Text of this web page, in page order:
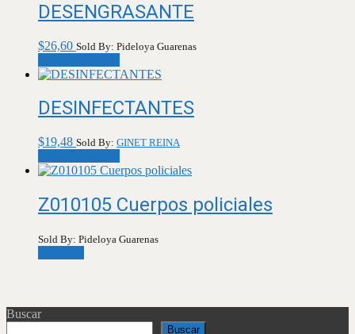
DESENGRASANTE
$26,60 Sold By: Pideloya Guarenas
DESINFECTANTES
$19,48 Sold By: GINET REINA
Z010105 Cuerpos policiales
Sold By: Pideloya Guarenas
Buscar
Buscar